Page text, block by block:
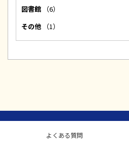
図書館
（6）
その他
（1）
よくある質問